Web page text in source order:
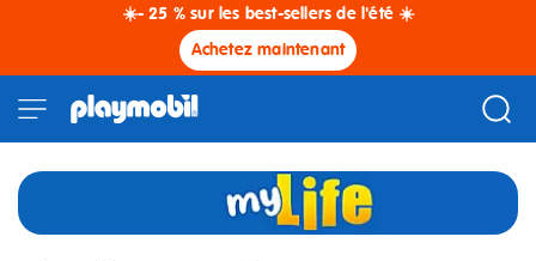
☀️- 25 % sur les best-sellers de l'été ☀️
Achetez maintenant